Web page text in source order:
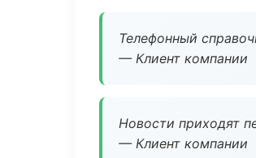
Телефонный
— Клиент компании
Новости приходят
— Клиент компании